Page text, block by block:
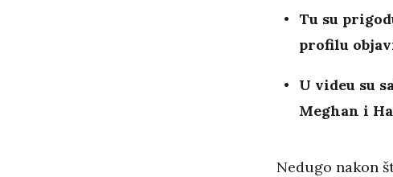
Tu su
profilu
U videu su
Meghan i
Nedugo nakon